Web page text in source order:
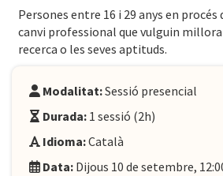
Persones entre 16 i 29 anys en procés
canvi professional que vulguin
recerca o les seves aptituds.
Modalitat:Sessió presencial
Durada: 1 sessió (2h)
Idioma:Català
Data: Dijous 10 de setembre,